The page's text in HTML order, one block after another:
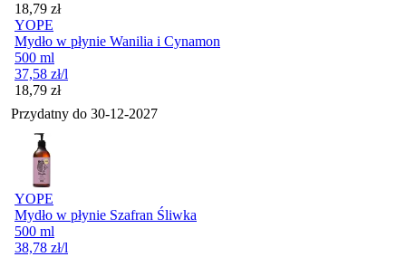
Cena
18,79 zł
YOPE
Mydło w płynie Wanilia i Cynamon
500 ml
37,58 zł/l
Cena
18,79 zł
Przydatny do 30-12-2027
YOPE
Mydło w płynie Szafran Śliwka
500 ml
38,78 zł/l